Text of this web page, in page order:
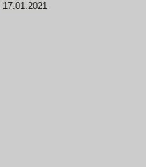
17.01.2021